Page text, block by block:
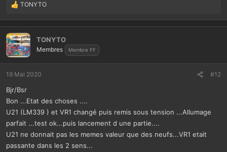
L
s
r
é
a
c
t
o
n
s
TONYTO
TONYTO
Membres Membre FF
19 Mai 2020 #12
Bjr/Bsr
Bon ...Etat des choses ....
U21 (LM339 ) et VR1 changé puis remis sous tension ...Allumage
parfait ...test ok...puis lancement d une partie....
U21 ne donnait pas les memes valeur que des neufs...VR1 etait
passante dans les 2 sens...